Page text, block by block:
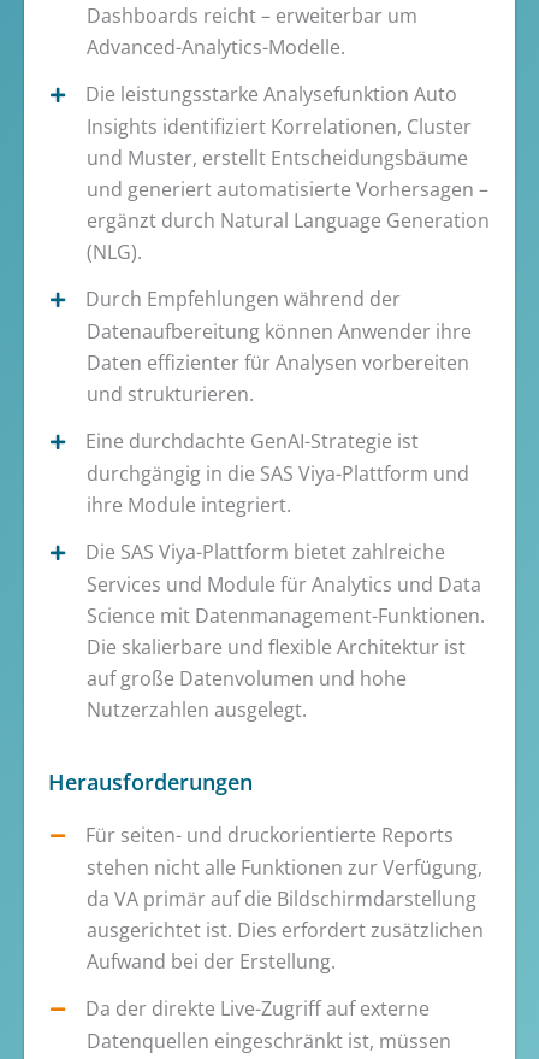
Dashboards reicht – erweiterbar um
Advanced-Analytics-Modelle.
Die leistungsstarke Analysefunktion Auto
Insights identifiziert Korrelationen, Cluster
und Muster, erstellt Entscheidungsbäume
und generiert automatisierte Vorhersagen –
ergänzt durch Natural Language Generation
(NLG).
Durch Empfehlungen während der
Datenaufbereitung können Anwender ihre
Daten effizienter für Analysen vorbereiten
und strukturieren.
Eine durchdachte GenAI-Strategie ist
durchgängig in die SAS Viya-Plattform und
ihre Module integriert.
Die SAS Viya-Plattform bietet zahlreiche
Services und Module für Analytics und Data
Science mit Datenmanagement-Funktionen.
Die skalierbare und flexible Architektur ist
auf große Datenvolumen und hohe
Nutzerzahlen ausgelegt.
Herausforderungen
Für seiten- und druckorientierte Reports
stehen nicht alle Funktionen zur Verfügung,
da VA primär auf die Bildschirmdarstellung
ausgerichtet ist. Dies erfordert zusätzlichen
Aufwand bei der Erstellung.
Da der direkte Live-Zugriff auf externe
Datenquellen eingeschränkt ist, müssen